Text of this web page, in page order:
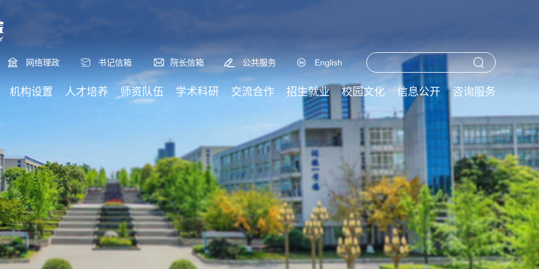
网络理政 书记信箱 院长信箱 公共服务 English
机构设置 人才培养 师资队伍 学术科研 交流合作 招生就业 校园文化 信息公开 咨询服务